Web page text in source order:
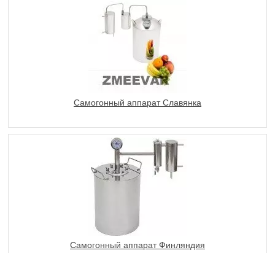
Самогонный аппарат Славянка
Самогонный аппарат Финляндия